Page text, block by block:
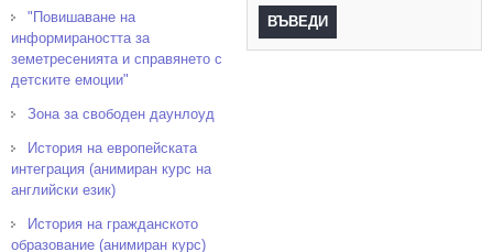
"Повишаване на
информираността за
земетресенията и справянето с
детските емоции"
Зона за свободен даунлоуд
История на европейската
интеграция (анимиран курс на
английски език)
История на гражданското
образование (анимиран курс)